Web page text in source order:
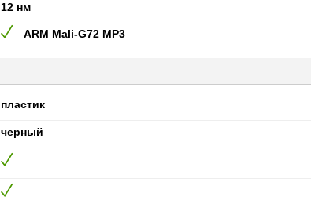
12 нм
ARM Mali-G72 MP3
пластик
черный